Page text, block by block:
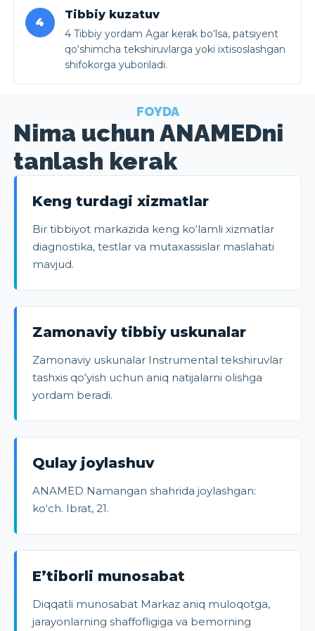
4
Tibbiy kuzatuv
4 Tibbiy yordam Agar kerak bo‘lsa, patsiyent
qo‘shimcha tekshiruvlarga yoki ixtisoslashgan
shifokorga yuboriladi.
FOYDA
Nima uchun ANAMEDni
tanlash kerak
Keng turdagi xizmatlar
Bir tibbiyot markazida keng ko‘lamli xizmatlar
diagnostika, testlar va mutaxassislar maslahati
mavjud.
Zamonaviy tibbiy uskunalar
Zamonaviy uskunalar Instrumental tekshiruvlar
tashxis qo‘yish uchun aniq natijalarni olishga
yordam beradi.
Qulay joylashuv
ANAMED Namangan shahrida joylashgan:
ko‘ch. Ibrat, 21.
E’tiborli munosabat
Diqqatli munosabat Markaz aniq muloqotga,
jarayonlarning shaffofligiga va bemorning